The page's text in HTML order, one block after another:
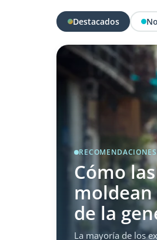
Destacados
Cómo
de la
La mayoría de los